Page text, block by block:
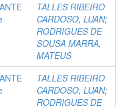
TALLES RIBEIRO
CARDOSO, LUAN;
RODRIGUES DE
SOUSA MARRA,
MATEUS
TALLES RIBEIRO
CARDOSO, LUAN;
RODRIGUES DE